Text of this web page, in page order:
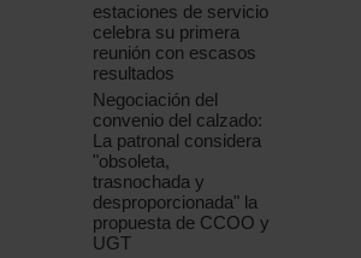
estaciones de servicio
celebra su primera
reunión con escasos
resultados
Negociación del
convenio del calzado:
La patronal considera
"obsoleta,
trasnochada y
desproporcionada" la
propuesta de CCOO y
UGT